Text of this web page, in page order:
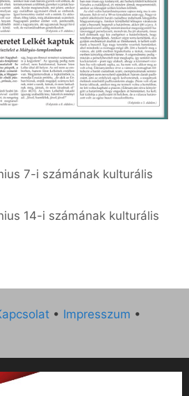
7-i számának kulturális
14-i számának kulturális
• Impresszum •